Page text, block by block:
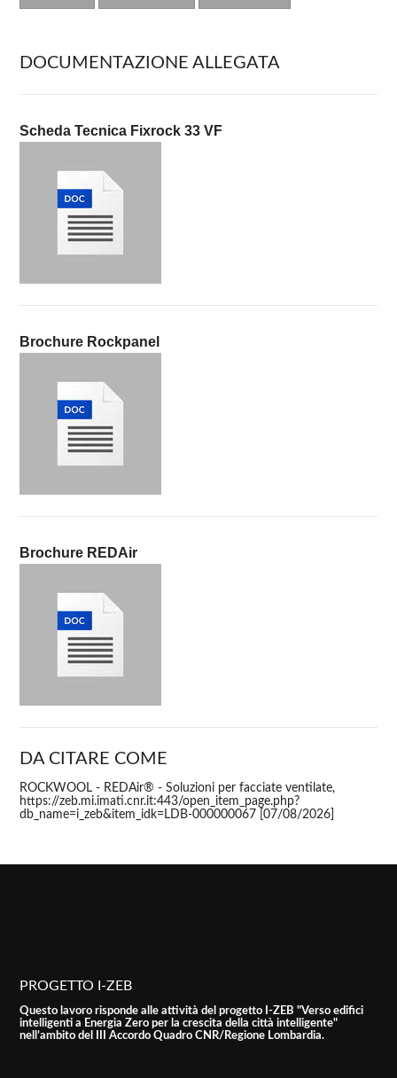
DOCUMENTAZIONE ALLEGATA
Scheda Tecnica Fixrock 33 VF
Brochure Rockpanel
Brochure REDAir
DA CITARE COME
ROCKWOOL - REDAir® - Soluzioni per facciate ventilate,
https://zeb.mi.imati.cnr.it:443/open_item_page.php?
db_name=i_zeb&item_idk=LDB-000000067 [07/08/2026]
PROGETTO I-ZEB
Questo lavoro risponde alle attività del progetto I-ZEB "Verso edifici
intelligenti a Energia Zero per la crescita della città intelligente"
nell’ambito del III Accordo Quadro CNR/Regione Lombardia.